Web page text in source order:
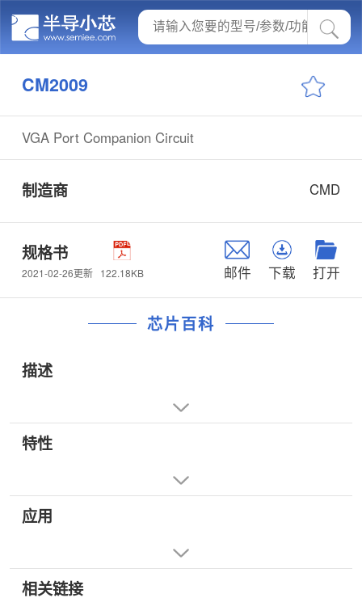
CM2009
VGA Port Companion Circuit
制造商 CMD
规格书
2021-02-26更新 122.18KB 邮件 下载 打开
芯片百科
描述
特性
应用
相关链接